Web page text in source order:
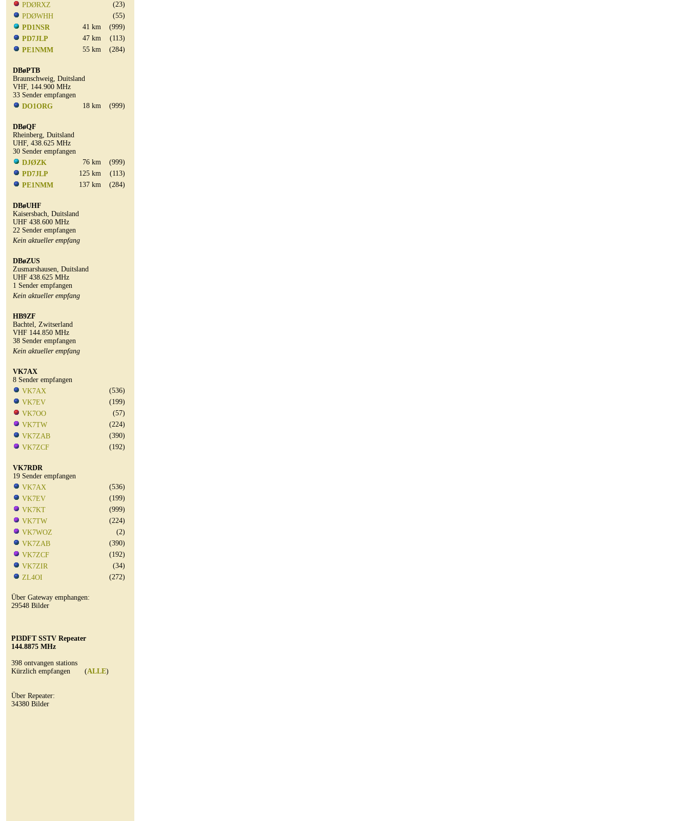
PDØRXZ
(23)
PDØWHH
(55)
PD1NSR
41 km
(999)
PD7JLP
47 km
(113)
PE1NMM
55 km (284)
DBøPTB
Braunschweig, Duitsland
VHF, 144.900 MHz
33 Sender empfangen
DO1ORG
18 km (999)
DBøQF
Rheinberg, Duitsland
UHF, 438.625 MHz
30 Sender empfangen
DJØZK
76 km
(999)
PD7JLP
125 km
(113)
PE1NMM
137 km (284)
DBøUHF
Kaisersbach, Duitsland
UHF 438.600 MHz
22 Sender empfangen
Kein aktueller empfang
DBøZUS
Zusmarshausen, Duitsland
UHF 438.625 MHz
1 Sender empfangen
Kein aktueller empfang
HB9ZF
Bachtel, Zwitserland
VHF 144.850 MHz
38 Sender empfangen
Kein aktueller empfang
VK7AX
8 Sender empfangen
VK7AX
(536)
VK7EV
(199)
VK7OO
(57)
VK7TW
(224)
VK7ZAB
(390)
VK7ZCF
(192)
VK7RDR
19 Sender empfangen
VK7AX
(536)
VK7EV
(199)
VK7KT
(999)
VK7TW
(224)
VK7WOZ
(2)
VK7ZAB
(390)
VK7ZCF
(192)
VK7ZIR
(34)
ZL4OI
(272)
Über Gateway emphangen:
29548 Bilder
PI3DFT SSTV Repeater
144.8875 MHz
398 ontvangen stations
Kürzlich empfangen (ALLE)
Über Repeater:
34380 Bilder